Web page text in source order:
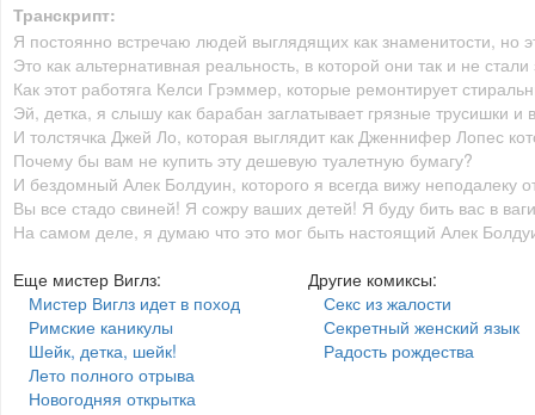
Транскрипт:
Я постоянно встречаю людей выглядящих как знаменитости, но
Это как альтернативная реальность, в которой они так и не
Как этот работяга Келси Грэммер, которые ремонтирует
Эй, детка, я слышу как барабан заглатывает грязные трусишки и
И толстячка Джей Ло, которая выглядит как Дженнифер Лопес
Почему бы вам не купить эту дешевую туалетную бумагу?
И бездомный Алек Болдуин, которого я всегда вижу неподалеку
Вы все стадо свиней! Я сожру ваших детей! Я буду бить вас в
На самом деле, я думаю что это мог быть настоящий Алек
Еще мистер Виглз:
Мистер Виглз идет в поход
Римские каникулы
Шейк, детка, шейк!
Лето полного отрыва
Новогодняя открытка
Другие комиксы:
Секс из жалости
Секретный женский язык
Радость рождества